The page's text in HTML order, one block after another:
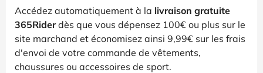
Accédez automatiquement à la livraison gratuite
365Riderdès que vous dépensez 100€ ou plus sur le
site marchand et économisez ainsi 9,99€ sur les frais
d'envoi de votre commande de vêtements,
chaussures ou accessoires de sport.